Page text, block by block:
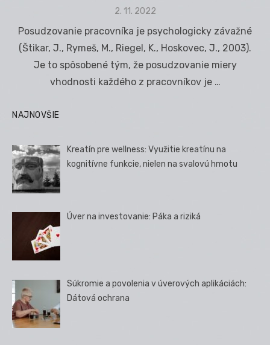
Posted
2. 11. 2022
Posudzovanie pracovníka je psychologicky závažné
(Štikar, J., Rymeš, M., Riegel, K., Hoskovec, J., 2003).
Je to spôsobené tým, že posudzovanie miery
vhodnosti každého z pracovníkov je …
NAJNOVŠIE
Kreatín pre wellness: Využitie kreatínu na
kognitívne funkcie, nielen na svalovú hmotu
Úver na investovanie: Páka a riziká
Súkromie a povolenia v úverových aplikáciách:
Dátová ochrana